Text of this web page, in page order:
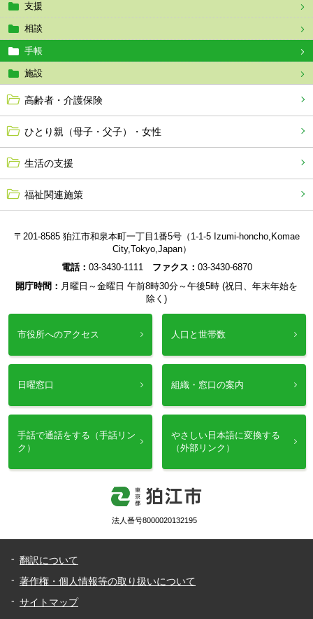
支援
相談
手帳
施設
高齢者・介護保険
ひとり親（母子・父子）・女性
生活の支援
福祉関連施策
〒201-8585 狛江市和泉本町一丁目1番5号（1-1-5 Izumi-honcho,Komae
City,Tokyo,Japan）
電話： 03-3430-1111 ファクス： 03-3430-6870
開庁時間： 月曜日～金曜日 午前8時30分～午後5時 (祝日、年末年始を
除く)
市役所へのアクセス 人口と世帯数
日曜窓口 組織・窓口の案内
手話で通話をする（手話リン
ク）
やさしい日本語に変換する
（外部リンク）
法人番号8000020132195
翻訳について
著作権・個人情報等の取り扱いについて
サイトマップ